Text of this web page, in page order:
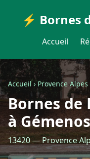
⚡ Bornes
Accueil
Accueil›Provence
Bornes de
à Gémenos
13420 — Provence